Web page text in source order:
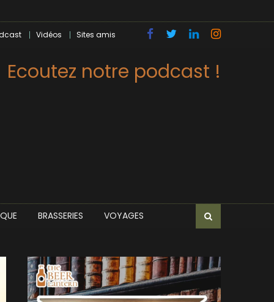
Vidéos Sites amis
Ecoutez notre podcast !
BRASSERIES VOYAGES